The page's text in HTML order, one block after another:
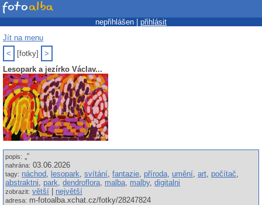
nepřihlášen | přihlásit
Jít na menu
<
[fotky]
>
Lesopark a jezírko Václav...
popis: „“
nahrána: 03.06.2026
tagy: náchod, lesopark, svítání, fantazie, příroda, umění, art, počítač,
abstraktni, park, dendroflora, malba, malby, digitalni
zobrazit: větší největší
adresa: m-fotoalba.xchat.cz/fotky/28247824